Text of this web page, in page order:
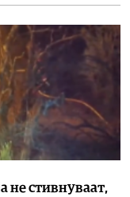
не стивнуваат,